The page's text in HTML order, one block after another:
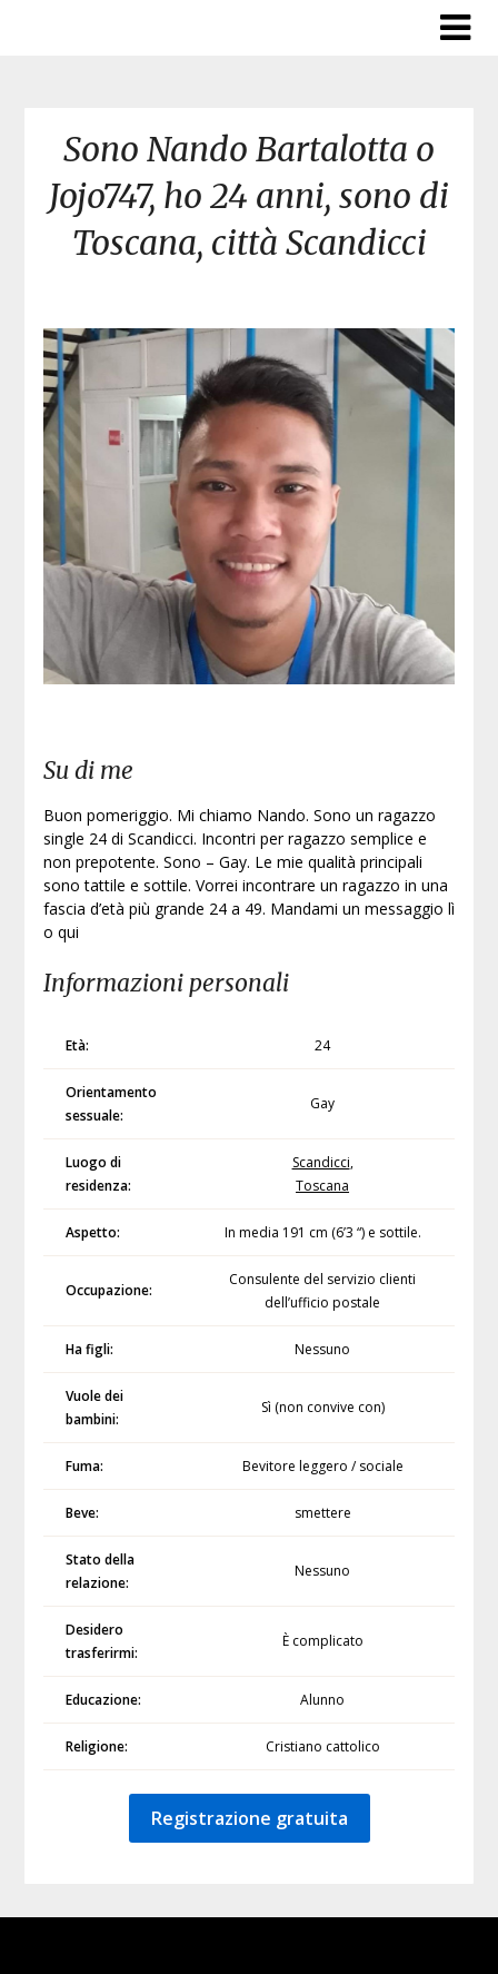
Sono Nando Bartalotta o
Jojo747, ho 24 anni, sono di
Toscana, città Scandicci
Su di me
Buon pomeriggio. Mi chiamo Nando. Sono un ragazzo
single 24 di Scandicci. Incontri per ragazzo semplice e
non prepotente. Sono – Gay. Le mie qualità principali
sono tattile e sottile. Vorrei incontrare un ragazzo in una
fascia d’età più grande 24 a 49. Mandami un messaggio lì
o qui
Informazioni personali
Età: 24
Orientamento
sessuale:
Gay
Luogo di
residenza:
Scandicci,
Toscana
Aspetto: In media 191 cm (6’3 “) e sottile.
Occupazione:
Consulente del servizio clienti
dell’ufficio postale
Ha figli: Nessuno
Vuole dei
bambini:
Sì (non convive con)
Fuma: Bevitore leggero / sociale
Beve: smettere
Stato della
relazione:
Nessuno
Desidero
trasferirmi:
È complicato
Educazione: Alunno
Religione: Cristiano cattolico
Registrazione gratuita